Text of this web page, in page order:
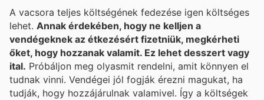
A vacsora teljes költségének fedezése igen költséges
lehet. Annak érdekében, hogy ne kelljen a
vendégeknek az étkezésért fizetniük, megkérheti
őket, hogy hozzanak valamit. Ez lehet desszert vagy
ital. Próbáljon meg olyasmit rendelni, amit könnyen el
tudnak vinni. Vendégei jól fogják érezni magukat, ha
tudják, hogy hozzájárulnak valamivel. Így a költségek